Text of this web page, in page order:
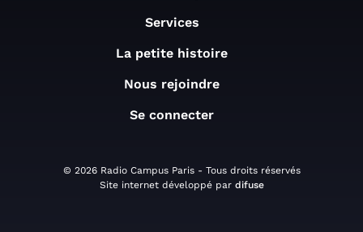
Services
La petite histoire
Nous rejoindre
Se connecter
© 2026 Radio Campus Paris - Tous droits réservés
Site internet développé par difuse